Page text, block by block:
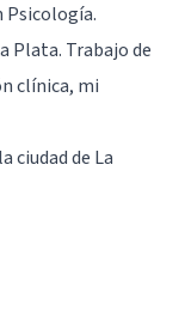
Psicología.
Plata. Trabajo de
clínica, mi
ciudad de La